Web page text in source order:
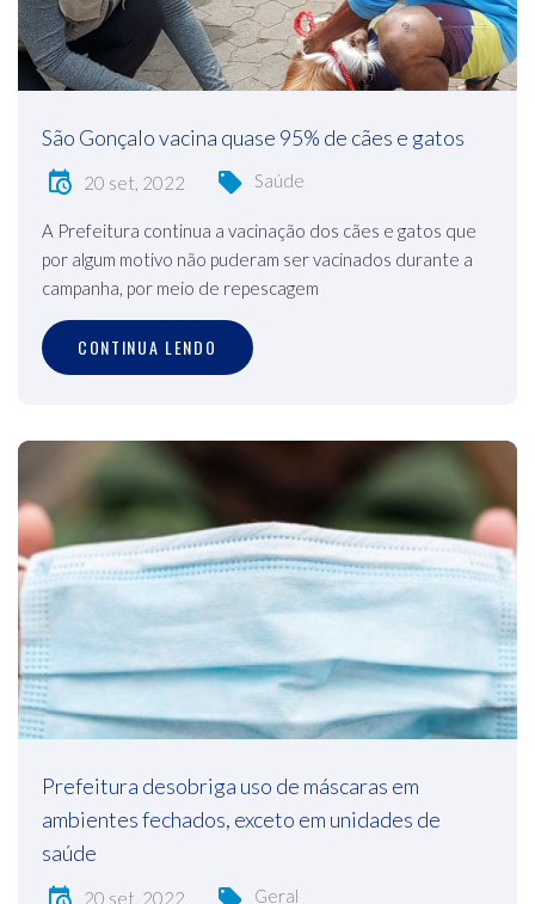
São Gonçalo vacina quase 95% de cães e gatos
20 set, 2022 Saúde
A Prefeitura continua a vacinação dos cães e gatos que
por algum motivo não puderam ser vacinados durante a
campanha, por meio de repescagem
CONTINUA LENDO
Prefeitura desobriga uso de máscaras em
ambientes fechados, exceto em unidades de
saúde
20 set, 2022 Geral